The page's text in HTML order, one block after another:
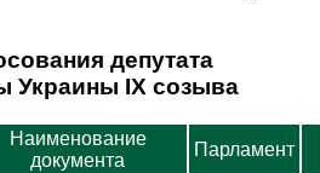
депутата
Украины IX созыва
Наименование
документа
Парламент